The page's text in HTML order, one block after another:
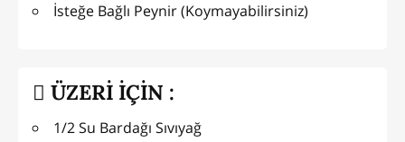
İsteğe Bağlı Peynir (Koymayabilirsiniz)
ÜZERİ İÇİN :
1/2 Su Bardağı Sıvıyağ